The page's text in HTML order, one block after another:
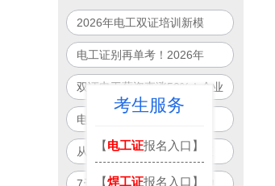
2026年电工双证培训新模
式：免重复培训、跨省通用、
线上+线下
电工证别再单考！2026年
起“双证合一”成就业硬门槛
双证电工薪资直涨50%！企业
抢人真相：单证已过时
电工双证补贴最高8000元？
2026年全国32城可申领清单
曝光
从月薪5000到12000：双证
电工职业晋升路径全图解
考生服务
【电工证报名入口】
【焊工证报名入口】